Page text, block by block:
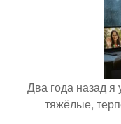
Два года назад
тяжёлые,